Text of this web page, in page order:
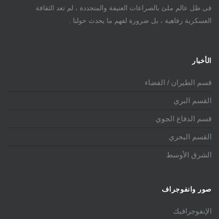
فى ظل عالم ملئ بالصراعات العنيفة والمتجددة ، لم تعد الثقافة
العسكرية رفاهية ، بل ضرورة لفهم ما يحدث حولنا .
الأخبار
قسم الطيران / الفضاء
القسم البري
قسم الدفاع الجوي
القسم البحري
الشرق الأوسط
صور وانفوجراف
الإنفوجرافيك